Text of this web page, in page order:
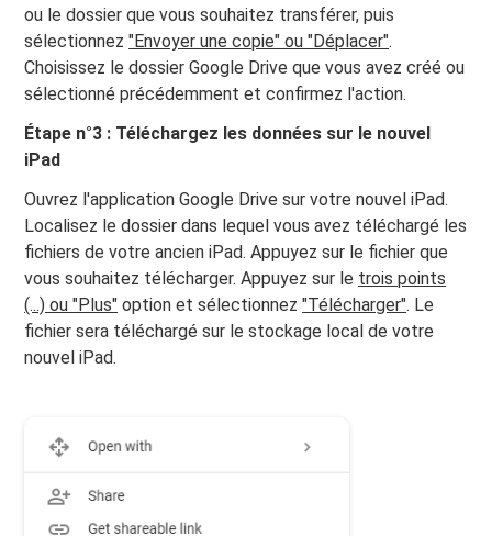
ou le dossier que vous souhaitez transférer, puis
sélectionnez"Envoyer une copie" ou "Déplacer".
Choisissez le dossier Google Drive que vous avez créé ou
sélectionné précédemment et confirmez l'action.
Étape n°3 : Téléchargez les données sur le nouvel
iPad
Ouvrez l'application Google Drive sur votre nouvel iPad.
Localisez le dossier dans lequel vous avez téléchargé les
fichiers de votre ancien iPad. Appuyez sur le fichier que
vous souhaitez télécharger. Appuyez sur le trois points
(...) ou "Plus" option et sélectionnez"Télécharger". Le
fichier sera téléchargé sur le stockage local de votre
nouvel iPad.